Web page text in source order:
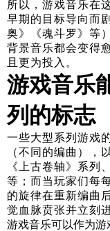
所以，游戏音乐在
早期的目标导向而
奥》《魂斗罗》等
背景音乐都会变得
且更为投入。
游戏音乐
列的标志
一些大型系列游戏
（不同的编曲），
《上古卷轴》系列
等；而当玩家们每
的旋律在重新编曲
觉血脉贲张并立刻
游戏音乐可以作为